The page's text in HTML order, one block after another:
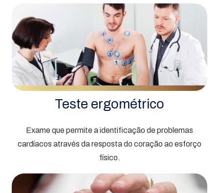
Teste ergométrico
Exame que permite a identificação de problemas
cardíacos através da resposta do coração ao esforço
físico.